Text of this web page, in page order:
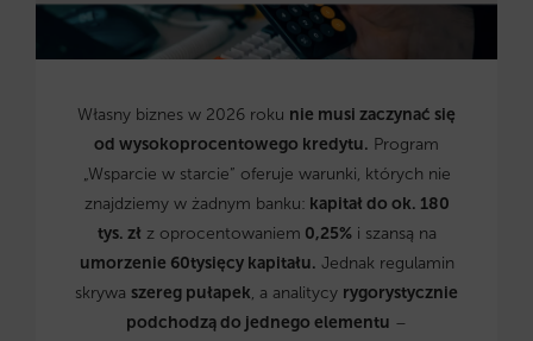
Własny biznes w 2026 roku nie musi zaczynać się
od wysokoprocentowego kredytu. Program
„Wsparcie w starcie” oferuje warunki, których nie
znajdziemy w żadnym banku: kapitał do ok. 180
tys. zł z oprocentowaniem 0,25%i szansą na
umorzenie 60tysięcy kapitału. Jednak regulamin
skrywa szereg pułapek, a analitycy rygorystycznie
podchodzą do jednego elementu –